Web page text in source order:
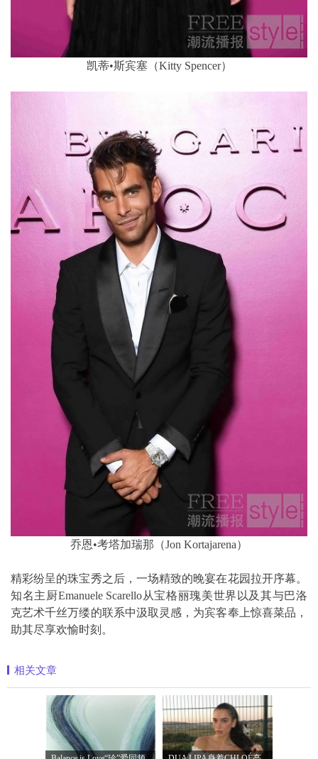
凯蒂•斯宾塞（Kitty Spencer）
乔恩•考塔加瑞那（Jon Kortajarena）
精彩纷呈的珠宝秀之后，一场精致的晚宴在花园拉开序幕。
知名主厨Emanuele Scarello从宝格丽瑰美世界以及其与巴洛
克艺术千丝万缕的联系中汲取灵感，为宾客奉上惊喜菜品，
助其尽享欢愉时刻。
相关文章